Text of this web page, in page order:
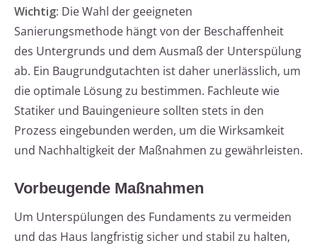
Wichtig: Die Wahl der geeigneten
Sanierungsmethode hängt von der Beschaffenheit
des Untergrunds und dem Ausmaß der Unterspülung
ab. Ein Baugrundgutachten ist daher unerlässlich, um
die optimale Lösung zu bestimmen. Fachleute wie
Statiker und Bauingenieure sollten stets in den
Prozess eingebunden werden, um die Wirksamkeit
und Nachhaltigkeit der Maßnahmen zu gewährleisten.
Vorbeugende Maßnahmen
Um Unterspülungen des Fundaments zu vermeiden
und das Haus langfristig sicher und stabil zu halten,